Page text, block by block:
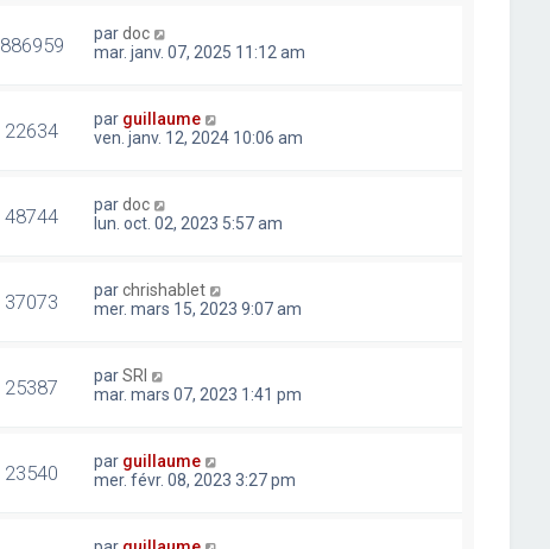
886959 pardoc
mar. janv. 07, 2025 11:12 am
22634 par guillaume
ven. janv. 12, 2024 10:06 am
48744 pardoc
lun. oct. 02, 2023 5:57 am
37073 parchrishablet
mer. mars 15, 2023 9:07 am
25387 parSRI
mar. mars 07, 2023 1:41 pm
23540 par guillaume
mer. févr. 08, 2023 3:27 pm